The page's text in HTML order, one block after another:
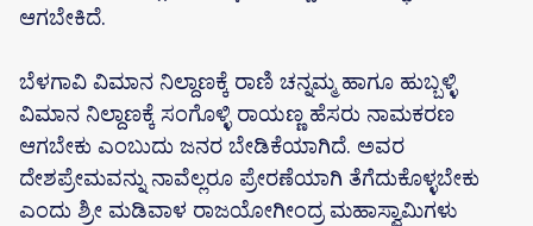
ಆಗಬೇಕಿದೆ.
ಬೆಳಗಾವಿ ವಿಮಾನ ನಿಲ್ದಾಣಕ್ಕೆ ರಾಣಿ ಚನ್ನಮ್ಮ ಹಾಗೂ ಹುಬ್ಬಳ್ಳಿ
ವಿಮಾನ ನಿಲ್ದಾಣಕ್ಕೆ ಸಂಗೊಳ್ಳಿ ರಾಯಣ್ಣ ಹೆಸರು ನಾಮಕರಣ
ಆಗಬೇಕು ಎಂಬುದು ಜನರ ಬೇಡಿಕೆಯಾಗಿದೆ. ಅವರ
ದೇಶಪ್ರೇಮವನ್ನು ನಾವೆಲ್ಲರೂ ಪ್ರೇರಣೆಯಾಗಿ ತೆಗೆದುಕೊಳ್ಳಬೇಕು
ಎಂದು ಶ್ರೀ ಮಡಿವಾಳ ರಾಜಯೋಗೀಂದ್ರ ಮಹಾಸ್ವಾಮಿಗಳು